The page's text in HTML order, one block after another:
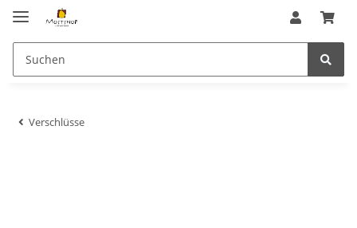
Verschlüsse